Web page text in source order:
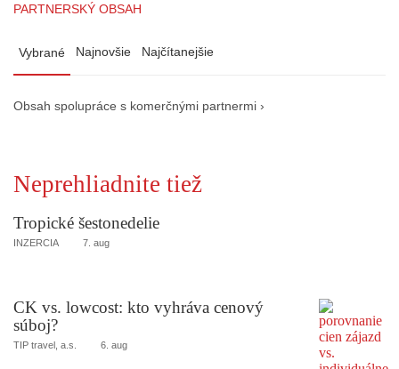
PARTNERSKÝ OBSAH
Vybrané Najnovšie Najčítanejšie
Obsah spolupráce s komerčnými partnermi ›
Neprehliadnite tiež
Tropické šestonedelie
INZERCIA 7. aug
CK vs. lowcost: kto vyhráva cenový
súboj?
TIP travel, a.s. 6. aug